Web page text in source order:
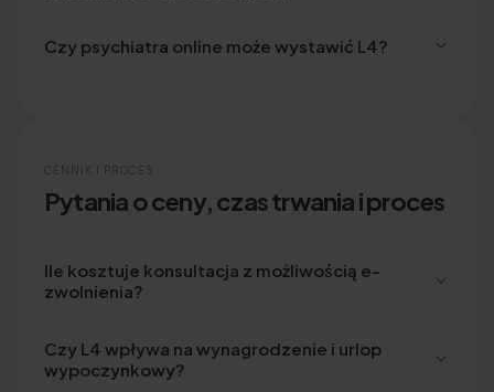
Czy psychiatra online może wystawić L4?
CENNIK I PROCES
Pytania o ceny, czas trwania i proces
Ile kosztuje konsultacja z możliwością e-
zwolnienia?
Czy L4 wpływa na wynagrodzenie i urlop
wypoczynkowy?